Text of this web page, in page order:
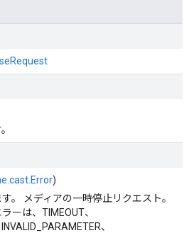
)
。 メディアの一時停止リクエスト。
ーは、TIMEOUT、
、